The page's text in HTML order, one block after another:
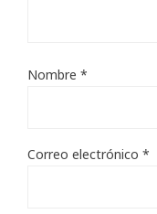
Nombre *
Correo electrónico *